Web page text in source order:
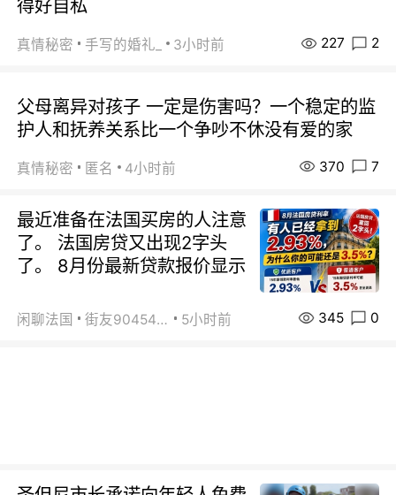
得好自私
真情秘密 手写的婚礼_ 3小时前 227 2
父母离异对孩子 一定是伤害吗？一个稳定的监
护人和抚养关系比一个争吵不休没有爱的家
真情秘密 匿名 4小时前 370 7
最近准备在法国买房的人注意
了。 法国房贷又出现2字头
了。 8月份最新贷款报价显示
闲聊法国 街友90454511 5小时前 345 0